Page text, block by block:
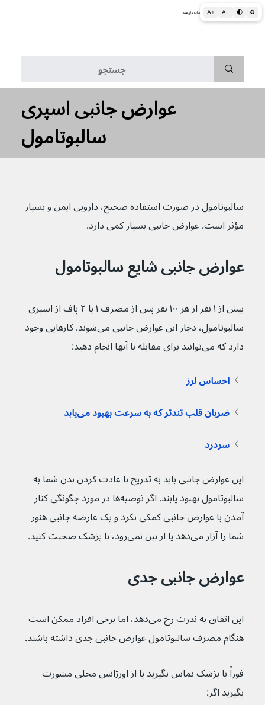
A+ A− 🌓 ♻ اطلاعات پزشکی و بهداشتی به زبان ساده برای همه
عوارض جانبی اسپری
سالبوتامول
سالبوتامول در صورت استفاده صحیح، دارویی ایمن و بسیار
مؤثر است. عوارض جانبی بسیار کمی دارد.
عوارض جانبی شایع سالبوتامول
بیش از ۱ نفر از هر ۱۰۰ نفر پس از مصرف ۱ یا ۲ پاف از اسپری
سالبوتامول، دچار این عوارض جانبی می‌شوند. کارهایی وجود
دارد که می‌توانید برای مقابله با آنها انجام دهید:
احساس لرز
ضربان قلب تندتر که به سرعت بهبود می‌یابد
سردرد
این عوارض جانبی باید به تدریج با عادت کردن بدن شما به
سالبوتامول بهبود یابند. اگر توصیه‌ها در مورد چگونگی کنار
آمدن با عوارض جانبی کمکی نکرد و یک عارضه جانبی هنوز
شما را آزار می‌دهد یا از بین نمی‌رود، با پزشک صحبت کنید.
عوارض جانبی جدی
این اتفاق به ندرت رخ می‌دهد، اما برخی افراد ممکن است
هنگام مصرف سالبوتامول عوارض جانبی جدی داشته باشند.
فوراً با پزشک تماس بگیرید یا از اورژانس محلی مشورت
بگیرید اگر: